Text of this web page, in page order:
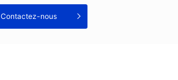
Contactez-nous